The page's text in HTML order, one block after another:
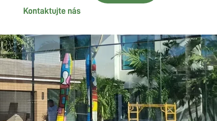
Kontaktujte nás